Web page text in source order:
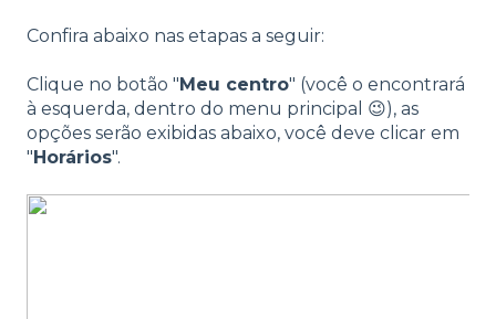
Confira abaixo nas etapas a seguir:
Clique no botão " Meu centro" (você o encontrará
à esquerda, dentro do menu principal 😉), as
opções serão exibidas abaixo, você deve clicar em
" Horários".